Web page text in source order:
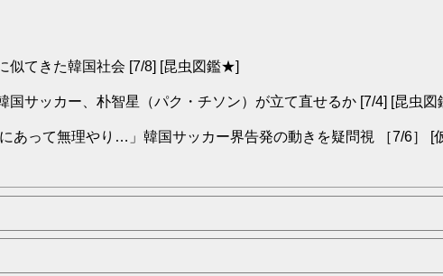
てきた韓国社会 [7/8] [昆虫図鑑★]
国サッカー、朴智星（パク・チソン）が立て直せるか [7/4] [昆虫
あって無理やり…」韓国サッカー界告発の動きを疑問視 ［7/6］ [